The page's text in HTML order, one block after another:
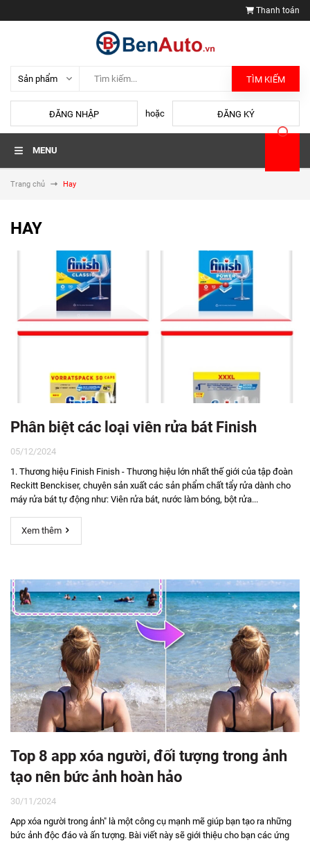
Thanh toán
TÌM KIẾM
ĐĂNG NHẬP hoặc ĐĂNG KÝ
MENU
Trang chủ Hay
HAY
Phân biệt các loại viên rửa bát Finish
05/12/2024
1. Thương hiệu Finish Finish - Thương hiệu lớn nhất thế giới của tập đoàn
Reckitt Benckiser, chuyên sản xuất các sản phẩm chất tẩy rửa dành cho
máy rửa bát tự động như: Viên rửa bát, nước làm bóng, bột rửa...
Xem thêm
Top 8 app xóa người, đối tượng trong ảnh
tạo nên bức ảnh hoàn hảo
30/11/2024
App xóa người trong ảnh" là một công cụ mạnh mẽ giúp bạn tạo ra những
bức ảnh độc đáo và ấn tượng. Bài viết này sẽ giới thiệu cho bạn các ứng